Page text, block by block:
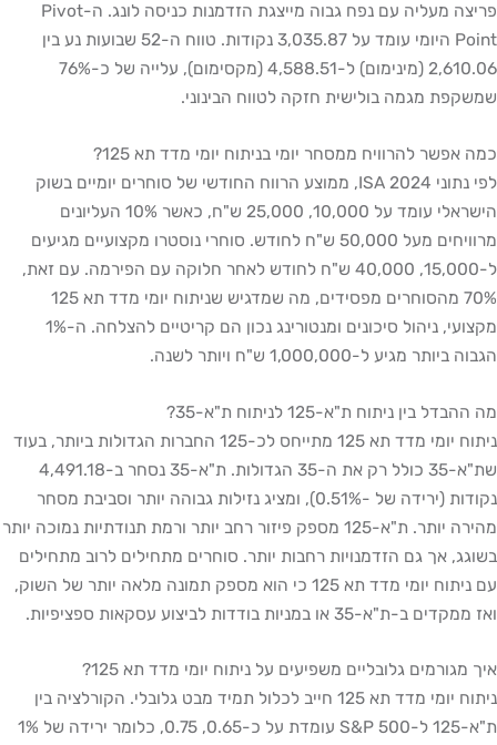
פריצה מעליה עם נפח גבוה מייצגת הזדמנות כניסה לונג. ה-Pivot
Point היומי עומד על 3,035.87 נקודות. טווח ה-52 שבועות נע בין
2,610.06 (מינימום) ל-4,588.51 (מקסימום), עלייה של כ-76%
שמשקפת מגמה בולישית חזקה לטווח הבינוני.
כמה אפשר להרוויח ממסחר יומי בניתוח יומי מדד תא 125?
לפי נתוני ISA 2024, ממוצע הרווח החודשי של סוחרים יומיים בשוק
הישראלי עומד על 10,000, 25,000 ש"ח, כאשר 10% העליונים
מרוויחים מעל 50,000 ש"ח לחודש. סוחרי נוסטרו מקצועיים מגיעים
ל-15,000, 40,000 ש"ח לחודש לאחר חלוקה עם הפירמה. עם זאת,
70% מהסוחרים מפסידים, מה שמדגיש שניתוח יומי מדד תא 125
מקצועי, ניהול סיכונים ומנטורינג נכון הם קריטיים להצלחה. ה-1%
הגבוה ביותר מגיע ל-1,000,000 ש"ח ויותר לשנה.
מה ההבדל בין ניתוח ת"א-125 לניתוח ת"א-35?
ניתוח יומי מדד תא 125 מתייחס לכ-125 החברות הגדולות ביותר, בעוד
שת"א-35 כולל רק את ה-35 הגדולות. ת"א-35 נסחר ב-4,491.18
נקודות (ירידה של -0.51%), ומציג נזילות גבוהה יותר וסביבת מסחר
מהירה יותר. ת"א-125 מספק פיזור רחב יותר ורמת תנודתיות נמוכה יותר
בשוגג, אך גם הזדמנויות רחבות יותר. סוחרים מתחילים לרוב מתחילים
עם ניתוח יומי מדד תא 125 כי הוא מספק תמונה מלאה יותר של השוק,
ואז ממקדים ב-ת"א-35 או במניות בודדות לביצוע עסקאות ספציפיות.
איך מגורמים גלובליים משפיעים על ניתוח יומי מדד תא 125?
ניתוח יומי מדד תא 125 חייב לכלול תמיד מבט גלובלי. הקורלציה בין
ת"א-125 ל-S&P 500 עומדת על כ-0.65, 0.75, כלומר ירידה של 1%